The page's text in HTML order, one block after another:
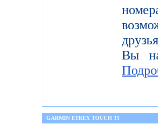
Вы
GARMIN ETREX TOUCH 35